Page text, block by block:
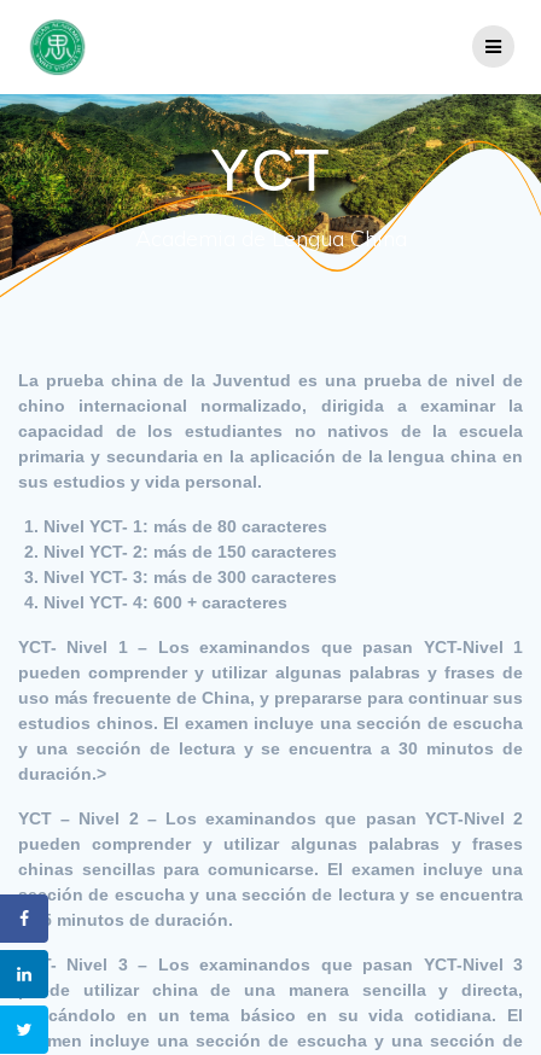
YCT
Academia de Lengua China
La prueba china de la Juventud es una prueba de nivel de
chino internacional normalizado, dirigida a examinar la
capacidad de los estudiantes no nativos de la escuela
primaria y secundaria en la aplicación de la lengua china en
sus estudios y vida personal.
Nivel YCT- 1: más de 80 caracteres
Nivel YCT- 2: más de 150 caracteres
Nivel YCT- 3: más de 300 caracteres
Nivel YCT- 4: 600 + caracteres
YCT- Nivel 1 – Los examinandos que pasan YCT-Nivel 1
pueden comprender y utilizar algunas palabras y frases de
uso más frecuente de China, y prepararse para continuar sus
estudios chinos. El examen incluye una sección de escucha
y una sección de lectura y se encuentra a 30 minutos de
duración.>
YCT – Nivel 2 –Los examinandos que pasan YCT-Nivel 2
pueden comprender y utilizar algunas palabras y frases
chinas sencillas para comunicarse. El examen incluye una
sección de escucha y una sección de lectura y se encuentra
a 45 minutos de duración.
YCT- Nivel 3 – Los examinandos que pasan YCT-Nivel 3
puede utilizar china de una manera sencilla y directa,
aplicándolo en un tema básico en su vida cotidiana. El
examen incluye una sección de escucha y una sección de